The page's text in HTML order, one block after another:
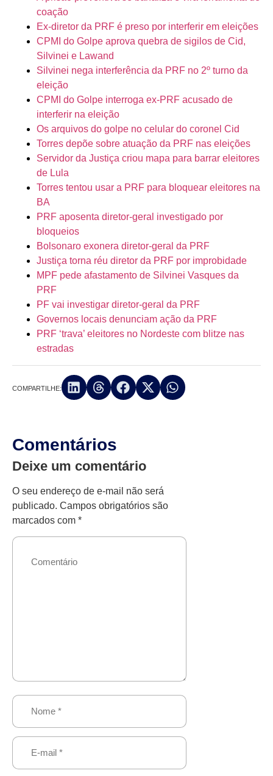
coação
Ex-diretor da PRF é preso por interferir em eleições
CPMI do Golpe aprova quebra de sigilos de Cid,
Silvinei e Lawand
Silvinei nega interferência da PRF no 2º turno da
eleição
CPMI do Golpe interroga ex-PRF acusado de
interferir na eleição
Os arquivos do golpe no celular do coronel Cid
Torres depõe sobre atuação da PRF nas eleições
Servidor da Justiça criou mapa para barrar eleitores
de Lula
Torres tentou usar a PRF para bloquear eleitores na
BA
PRF aposenta diretor-geral investigado por
bloqueios
Bolsonaro exonera diretor-geral da PRF
Justiça torna réu diretor da PRF por improbidade
MPF pede afastamento de Silvinei Vasques da
PRF
PF vai investigar diretor-geral da PRF
Governos locais denunciam ação da PRF
PRF ‘trava’ eleitores no Nordeste com blitze nas
estradas
COMPARTILHE:
Comentários
Deixe um comentário
O seu endereço de e-mail não será
publicado. Campos obrigatórios são
marcados com *